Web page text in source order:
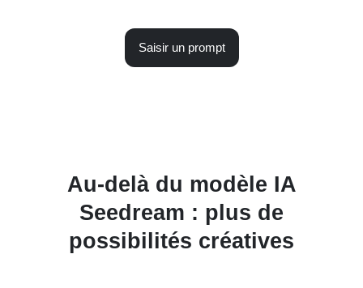
Saisir un prompt
Au-delà du modèle IA
Seedream : plus de
possibilités créatives